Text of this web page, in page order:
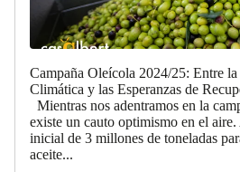
Campaña Oleícola 2024/25: Entre
Climática y las Esperanzas de
Mientras nos adentramos en la
existe un cauto optimismo en el
inicial de 3 millones de toneladas
aceite...